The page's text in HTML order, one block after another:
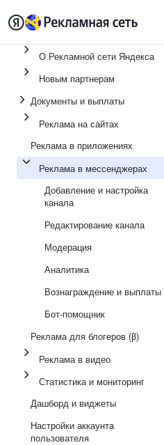
О Рекламной сети Яндекса
Новым партнерам
Документы и выплаты
Реклама на сайтах
Реклама в приложениях
Реклама в мессенджерах
Добавление и настройка
канала
Редактирование канала
Модерация
Аналитика
Вознаграждение и выплаты
Бот-помощник
Реклама для блогеров (β)
Реклама в видео
Статистика и мониторинг
Дашборд и виджеты
Настройки аккаунта
пользователя